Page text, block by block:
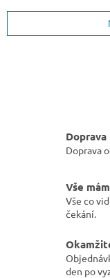
Doprava
Doprava
Vše
Vše co
čekání.
den po